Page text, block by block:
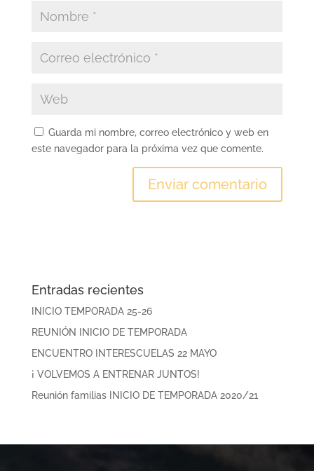
Guarda mi nombre, correo electrónico y web en
este navegador para la próxima vez que comente.
Entradas recientes
INICIO TEMPORADA 25-26
REUNIÓN INICIO DE TEMPORADA
ENCUENTRO INTERESCUELAS 22 MAYO
¡ VOLVEMOS A ENTRENAR JUNTOS!
Reunión familias INICIO DE TEMPORADA 2020/21